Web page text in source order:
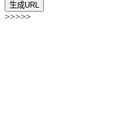
生成URL
>>>>>